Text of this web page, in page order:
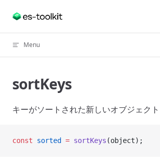
Skip to content
Menu
sortKeys
キーがソートされた新しいオブジェクト
const sorted = sortKeys (object);